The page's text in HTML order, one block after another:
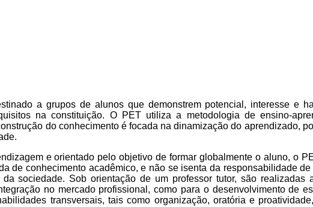
a grupos de alunos que demonstrem potencial, interesse e
na constituição. O PET utiliza a metodologia de ensino-
do conhecimento é focada na dinamização do aprendizado,
e orientado pelo objetivo de formar globalmente o aluno, o
de conhecimento acadêmico, e não se isenta da responsabilidade
sociedade. Sob orientação de um professor tutor, são realizadas
no mercado profissional, como para o desenvolvimento de
transversais, tais como organização, oratória e